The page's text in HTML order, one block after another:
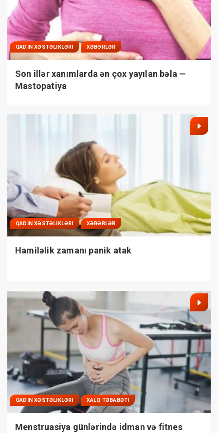
QADIN XƏSTƏLIKLƏRI XƏBƏRLƏR
Son illər xanımlarda ən çox yayılan bəla —
Mastopatiya
QADIN XƏSTƏLIKLƏRI XƏBƏRLƏR
Hamiləlik zamanı panik atak
QADIN XƏSTƏLIKLƏRI XALQ TƏBABƏTI
Menstruasiya günlərində idman və fitnes